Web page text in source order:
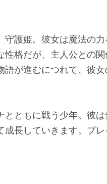
守護姫。彼女は魔法の
格だが、主人公との
が進むにつれて、彼
とともに戦う少年。彼
長していきます。プ